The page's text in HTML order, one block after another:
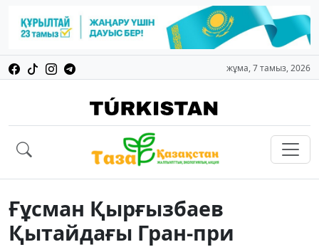
жұма, 7 тамыз, 2026
Ғұсман Қырғызбаев
Қытайдағы Гран-при